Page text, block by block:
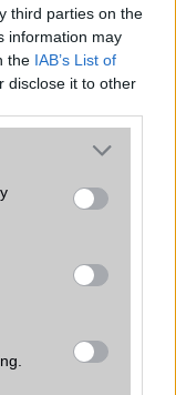
third parties on the
information may
the IAB’s List of
disclose it to other
or more Google
You may click to
party tags to
in below Google
független szótár
PDF)